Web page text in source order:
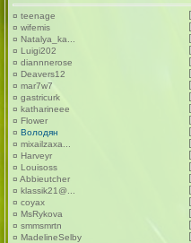
¤ teenage
¤ wifemis
¤ Natalya_ka...
¤ Luigi202
¤ diannnerose
¤ Deavers12
¤ mar7w7
¤ gastricurk
¤ katharineee
¤ Flower
¤ Володян
¤ mixailzaxa...
¤ Harveyr
¤ Louisoss
¤ Abbieutcher
¤ klassik21@...
¤ coyax
¤ MsRykova
¤ smmsmrtn
¤ MadelineSelby